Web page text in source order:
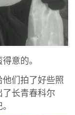
意的。
们拍了好些照
长青春科尔